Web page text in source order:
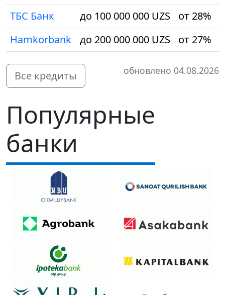
ТБС Банк до 100 000 000 UZS
от 28%
Hamkorbank
до 200 000 000 UZS от 27%
Все кредиты обновлено 04.08.2026
Популярные
банки